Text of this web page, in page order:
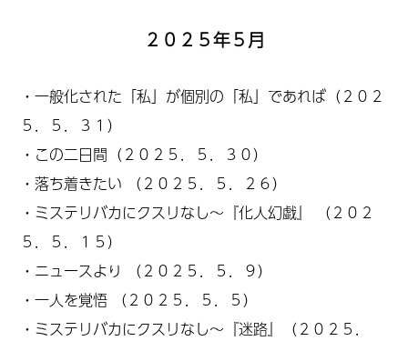
２０２５年５月
・一般化された「私」が個別の「私」 であれば（２０２
５．５．３１）
・ この二日間（２０２５．５．３０）
・落ち着きたい （２０２５．５．２６）
・ ミステリバカにクスリなし～『化人幻戯』
（２０２
５．５．１５）
・ ニュースより
（２０２５．５．９）
・一人を覚悟 （２０２５．５．５）
・ ミステリバカにクスリなし～『迷路』
（２０２５．